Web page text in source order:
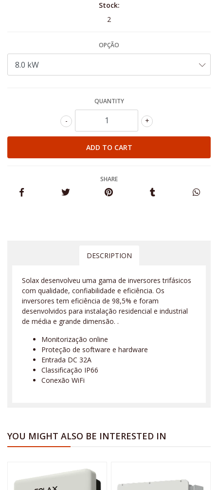
Stock:
2
OPÇÃO
QUANTITY
+
-
SHARE
DESCRIPTION
Solax desenvolveu uma gama de inversores trifásicos
com qualidade, confiabilidade e eficiência. Os
inversores tem eficiência de 98,5% e foram
desenvolvidos para instalação residencial e industrial
de média e grande dimensão. .
Monitorização online
Proteção de software e hardware
Entrada DC 32A
Classificação IP66
Conexão WiFi
YOU MIGHT ALSO BE INTERESTED IN